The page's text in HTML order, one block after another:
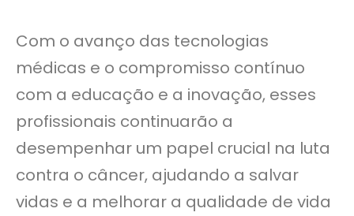
Com o avanço das tecnologias
médicas e o compromisso contínuo
com a educação e a inovação, esses
profissionais continuarão a
desempenhar um papel crucial na luta
contra o câncer, ajudando a salvar
vidas e a melhorar a qualidade de vida